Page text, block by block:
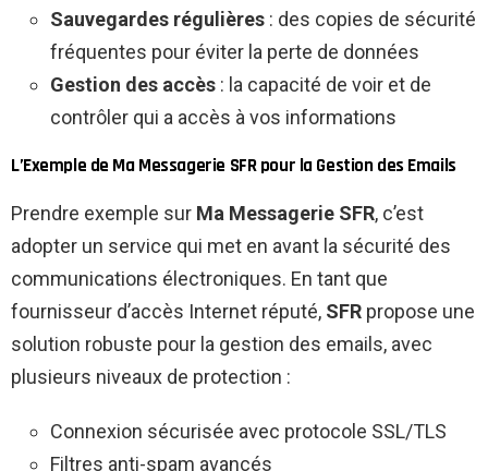
Sauvegardes régulières : des copies de sécurité
fréquentes pour éviter la perte de données
Gestion des accès : la capacité de voir et de
contrôler qui a accès à vos informations
L’Exemple de Ma Messagerie SFR pour la Gestion des Emails
Prendre exemple sur Ma Messagerie SFR, c’est
adopter un service qui met en avant la sécurité des
communications électroniques. En tant que
fournisseur d’accès Internet réputé, SFR propose une
solution robuste pour la gestion des emails, avec
plusieurs niveaux de protection :
Connexion sécurisée avec protocole SSL/TLS
Filtres anti-spam avancés